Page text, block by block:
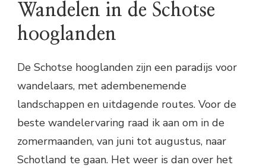
Wandelen in de Schotse
hooglanden
De Schotse hooglanden zijn een paradijs voor
wandelaars, met adembenemende
landschappen en uitdagende routes. Voor de
beste wandelervaring raad ik aan om in de
zomermaanden, van juni tot augustus, naar
Schotland te gaan. Het weer is dan over het